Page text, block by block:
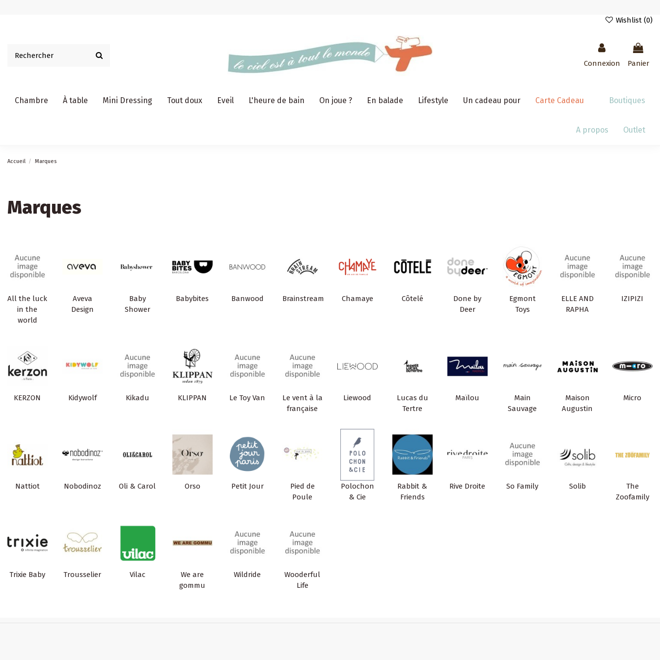
Wishlist (0)
Connexion Panier
Chambre À table Mini Dressing Tout doux Eveil L'heure de bain On joue ? En balade Lifestyle Un cadeau pour Carte Cadeau Boutiques
Outlet
A propos
Accueil Marques
Marques
All the luck
in the
world
Aveva
Design
Baby
Shower
Babybites Banwood Brainstream Chamaye Côtelé
Done by
Deer
Egmont
Toys
ELLE AND
RAPHA
IZIPIZI
KERZON Kidywolf Kikadu KLIPPAN Le Toy Van
Le vent à la
française
Liewood
Lucas du
Tertre
Maïlou
Main
Sauvage
Maison
Augustin
Micro
Nattiot Nobodinoz Oli & Carol Orso Petit Jour
Pied de
Poule
Polochon
& Cie
Rabbit &
Friends
Rive Droite So Family Solib
The
Zoofamily
Trixie Baby Trousselier Vilac
We are
gommu
Wildride
Wooderful
Life